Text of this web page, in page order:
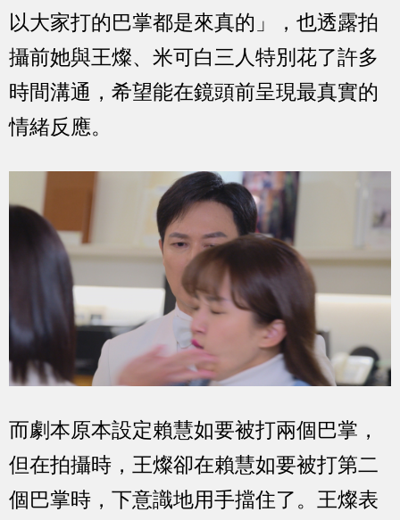
以大家打的巴掌都是來真的」，也透露拍
攝前她與王燦、米可白三人特別花了許多
時間溝通，希望能在鏡頭前呈現最真實的
情緒反應。
而劇本原本設定賴慧如要被打兩個巴掌，
但在拍攝時，王燦卻在賴慧如要被打第二
個巴掌時，下意識地用手擋住了。王燦表